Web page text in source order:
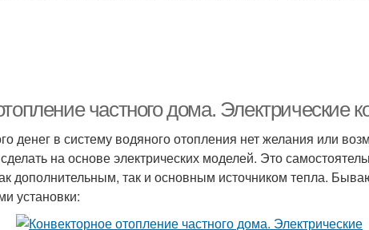
частного дома. Электрические
денег в систему водяного отопления нет желания или
на основе электрических моделей. Это
дополнительным, так и основным источником тепла.
установки: